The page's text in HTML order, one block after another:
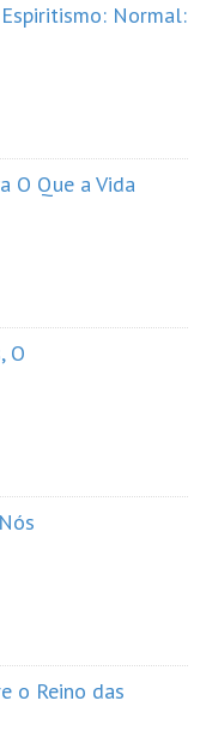
Normal:
O Que a Vida
O
o Reino das